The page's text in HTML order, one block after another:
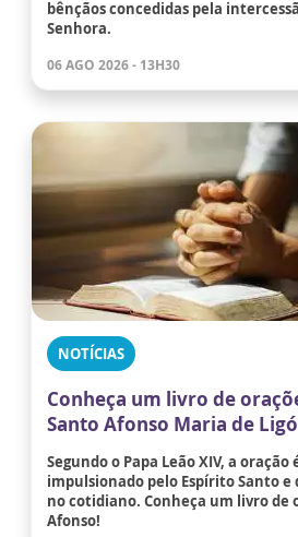
bênçãos concedidas pela
Senhora.
06 AGO 2026 - 13H30
NOTÍCIAS
Conheça um livro de
Santo Afonso Maria de
Segundo o Papa Leão XIV, a oração
impulsionado pelo Espírito Santo e
no cotidiano. Conheça um livro de
Afonso!